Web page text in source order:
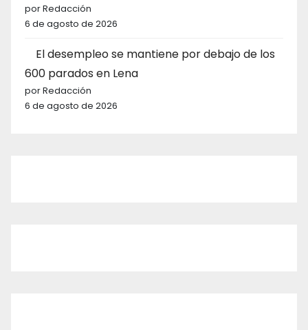
por Redacción
6 de agosto de 2026
El desempleo se mantiene por debajo de los
600 parados en Lena
por Redacción
6 de agosto de 2026